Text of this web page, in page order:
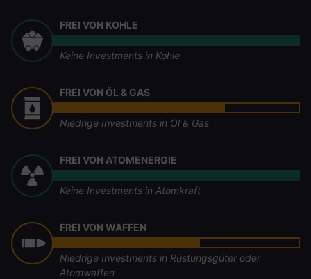
FREI VON KOHLE
Keine Investments in Kohle
FREI VON ÖL & GAS
Niedrige Investments in Öl & Gas
FREI VON ATOMENERGIE
Keine Investments in Atomkraft
FREI VON WAFFEN
Niedrige Investments in Rüstungsgüter oder
Atomwaffen